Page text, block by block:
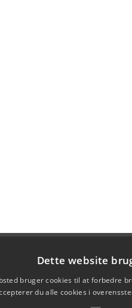
Dette website
bruger cookies til at forbedre
du alle cookies i